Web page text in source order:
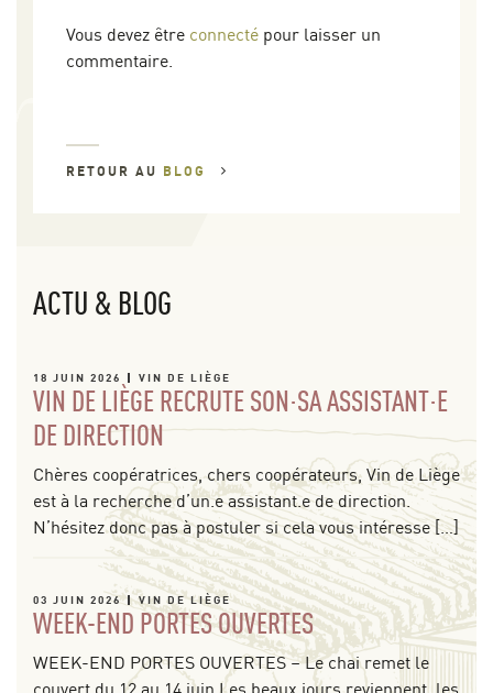
Vous devez être connecté pour laisser un
commentaire.
RETOUR AU BLOG
ACTU & BLOG
18 JUIN 2026 VIN DE LIÈGE
VIN DE LIÈGE RECRUTE SON·SA ASSISTANT·E
DE DIRECTION
Chères coopératrices, chers coopérateurs, Vin de Liège
est à la recherche d’un.e assistant.e de direction.
N’hésitez donc pas à postuler si cela vous intéresse […]
03 JUIN 2026 VIN DE LIÈGE
WEEK-END PORTES OUVERTES
WEEK-END PORTES OUVERTES – Le chai remet le
couvert du 12 au 14 juin Les beaux jours reviennent, les